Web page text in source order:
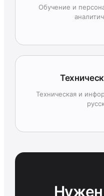
Обучение и
Техническая и